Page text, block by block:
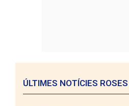
ÚLTIMES NOTÍCIES ROSES